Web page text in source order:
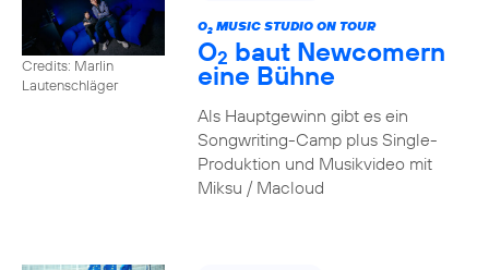
Credits: Marlin
Lautenschläger
O2MUSIC STUDIO ON TOUR
O2 baut Newcomern
eine Bühne
Als Hauptgewinn gibt es ein
Songwriting-Camp plus Single-
Produktion und Musikvideo mit
Miksu / Macloud